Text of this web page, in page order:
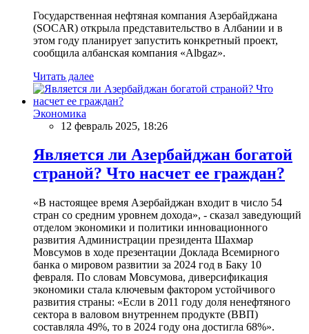
Государственная нефтяная компания Азербайджана
(SOCAR) открыла представительство в Албании и в
этом году планирует запустить конкретный проект,
сообщила албанская компания «Albgaz».
Читать далее
Экономика
12 февраль 2025, 18:26
Является ли Азербайджан богатой
страной? Что насчет ее граждан?
«В настоящее время Азербайджан входит в число 54
стран со средним уровнем дохода», - сказал заведующий
отделом экономики и политики инновационного
развития Администрации президента Шахмар
Мовсумов в ходе презентации Доклада Всемирного
банка о мировом развитии за 2024 год в Баку 10
февраля. По словам Мовсумова, диверсификация
экономики стала ключевым фактором устойчивого
развития страны: «Если в 2011 году доля ненефтяного
сектора в валовом внутреннем продукте (ВВП)
составляла 49%, то в 2024 году она достигла 68%».